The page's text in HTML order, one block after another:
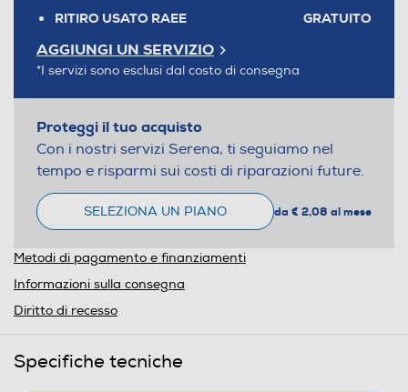
RITIRO USATO RAEE GRATUITO
AGGIUNGI UN SERVIZIO
*I servizi sono esclusi dal costo di consegna
Proteggi il tuo acquisto
Con i nostri servizi Serena, ti seguiamo nel
tempo e risparmi sui costi di riparazioni future.
SELEZIONA UN PIANO da € 2,08 al mese
Metodi di pagamento e finanziamenti
Informazioni sulla consegna
Diritto di recesso
Specifiche tecniche